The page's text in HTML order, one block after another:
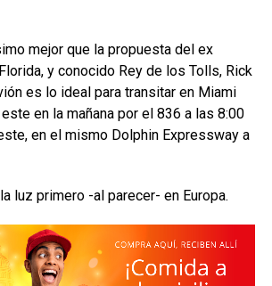
mejor que la propuesta del ex
y conocido Rey de los Tolls, Rick
es lo ideal para transitar en Miami
en la mañana por el 836 a las 8:00
en el mismo Dolphin Expressway a
luz primero -al parecer- en Europa.